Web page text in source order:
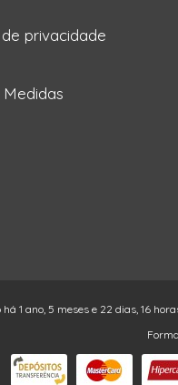
privacidade
Medidas
1 ano, 5 meses e 22 dias, 16